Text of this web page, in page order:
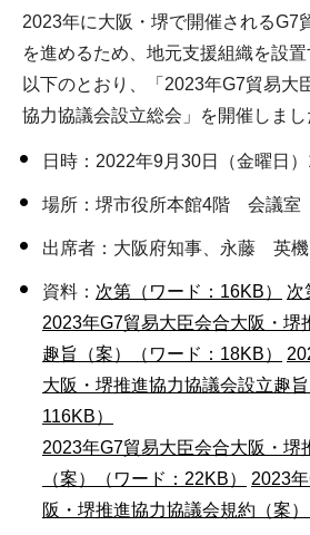
2023年に大阪・堺で開催されるG7
を進めるため、地元支援組織を設置
以下のとおり、「2023年G7貿易大
協力協議会設立総会」を開催しまし
日時：2022年9月30日（金曜日
場所：堺市役所本館4階 会議室
出席者：大阪府知事、永藤
資料： 次第（ワード：16KB）
次
2023年G7貿易大臣会合大阪・堺
趣旨（案）（ワード：18KB）
大阪・堺推進協力協議会設立趣
116KB）
2023年G7貿易大臣会合大阪・堺
（案）（ワード：22KB）
2023
阪・堺推進協力協議会規約（案